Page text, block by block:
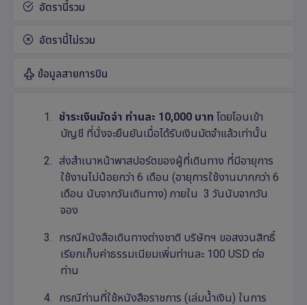
อัตรานี้รวม
อัตรานี้ไม่รวม
ข้อมูลสายการบิน
1. ชำระเงินมัดจำ ท่านละ 10,000 บาท โดยโอนเข้า
บัญชี ที่นั่งจะยืนยันเมื่อได้รับเงินมัดจำแล้วเท่านั้น
2.
ส่งสำเนาหน้าพาสปอร์ตของผู้ที่เดินทาง ที่มีอายุการ
ใช้งานไม่น้อยกว่า 6 เดือน (อายุการใช้งานมากกว่า 6
เดือน นับจากวันเดินทาง) ภายใน 3 วันนับจากวัน
จอง
3.
กรณีหนังสือเดินทางต่างชาติ บริษัทฯ ขอสงวนสิทธิ์
เรียกเก็บค่าธรรมเนียมเพิ่มท่านละ 100 USD ต่อ
ท่าน
4.
กรณีท่านที่ใช้หนังสือราชการ (เล่มน้ำเงิน) ในการ